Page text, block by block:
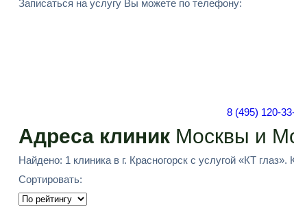
Записаться на услугу Вы можете по телефону:
8 (495) 120-
Адреса клиник Москвы и
Найдено: 1 клиника в г. Красногорск с услугой «КТ
Сортировать: